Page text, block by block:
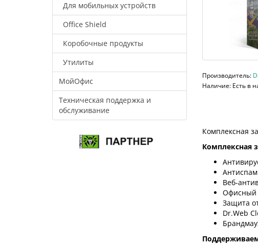
Для мобильных устройств
Office Shield
Коробочные продукты
Утилиты
МойОфис
Техническая поддержка и
обслуживание
Производитель:
Наличие: Есть в
Комплексная
Комплексная
Антиспам
Веб-
Офисный
Защита
Dr.Web